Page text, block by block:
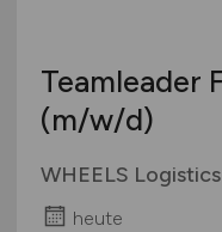
Teamleader
(m/w/d)
WHEELS
heute